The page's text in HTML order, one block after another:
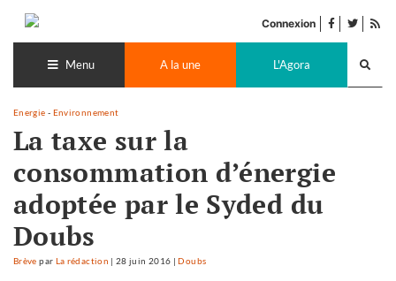
contenu
Connexion facebook
twitter
Menu A la une L'Agora
Energie - Environnement
La taxe sur la
consommation d’énergie
adoptée par le Syded du
Doubs
Brève par La rédaction |28 juin 2016 |Doubs